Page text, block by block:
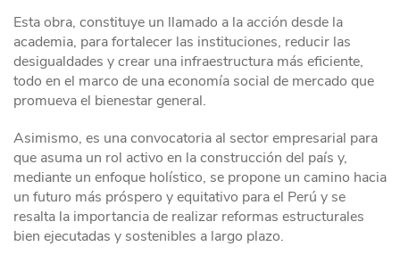
Esta obra, constituye un llamado a la acción desde la
academia, para fortalecer las instituciones, reducir las
desigualdades y crear una infraestructura más eficiente,
todo en el marco de una economía social de mercado que
promueva el bienestar general.
Asimismo, es una convocatoria al sector empresarial para
que asuma un rol activo en la construcción del país y,
mediante un enfoque holístico, se propone un camino hacia
un futuro más próspero y equitativo para el Perú y se
resalta la importancia de realizar reformas estructurales
bien ejecutadas y sostenibles a largo plazo.